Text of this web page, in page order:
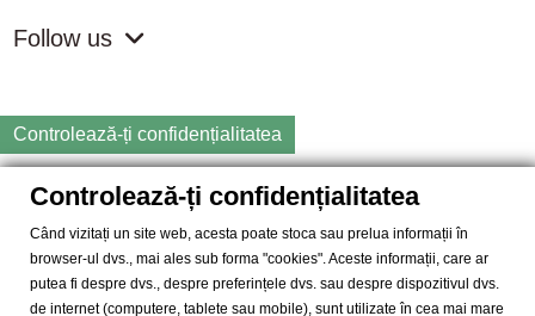
Follow us
Controlează-ți confidențialitatea
Copyright
2026 samdistribution.ro - Magazin online cu Produse
SAM DISTRIBUTION S.R.L.- Cod fiscal: RO14935035, Registrul
Comertului: J40/10004/2002, Adresa: Str. Dimieni, nr. 7, Bucuresti,
sector 5.
Controlează-ți confidențialitatea
Când vizitați un site web, acesta poate stoca sau prelua informații în
browser-ul dvs., mai ales sub forma "cookies". Aceste informații, care ar
putea fi despre dvs., despre preferințele dvs. sau despre dispozitivul dvs.
de internet (computere, tablete sau mobile), sunt utilizate în cea mai mare